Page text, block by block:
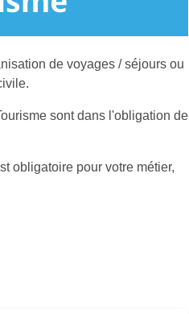
de voyages / séjours ou
sont dans l'obligation de
obligatoire pour votre métier,